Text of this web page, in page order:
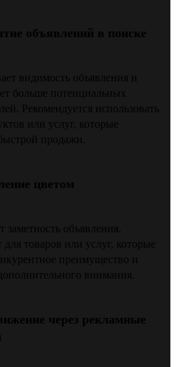
объявлений в поиске
видимость объявления и
больше потенциальных
Рекомендуется использовать
или услуг, которые
продажи.
цветом
заметность объявления.
для товаров или услуг, которые
преимущество и
внимания.
через рекламные